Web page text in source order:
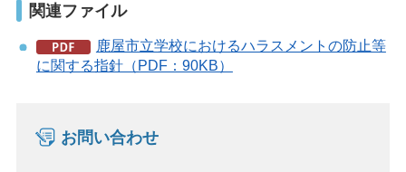
関連ファイル
鹿屋市立学校におけるハラスメントの防止等
に関する指針（PDF：90KB）
お問い合わせ